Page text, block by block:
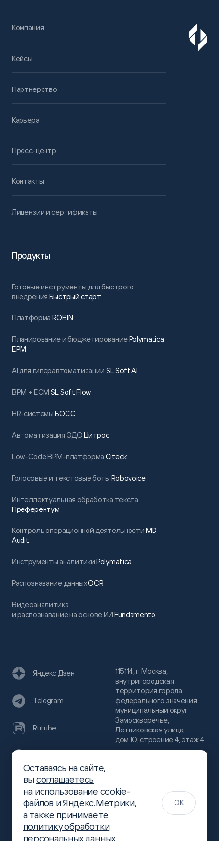
Компания
Кейсы
Партнерство
Карьера
Пресс-центр
Контакты
Лицензии и сертификаты
Продукты
Готовые инструменты для быстрого
внедрения Быстрый старт
Платформа ROBIN
Планирование и бюджетированиеPolymatica
EPM
AI для гиперавтоматизации SL Soft AI
BPM + ECM SL Soft Flow
HR-системыБОСС
Автоматизация ЭДОЦитрос
Low-Code BPM-платформа Citeck
Голосовые и текстовые боты Robovoice
Интеллектуальная обработка текста
Преферентум
Контроль операционной деятельностиMD
Audit
Инструменты аналитикиPolymatica
Распознавание данныхOCR
Видеоаналитика
и распознавание на основе ИИFundamento
115114, г. Москва,
внутригородская
территория города
федерального значения
муниципальный округ
Замоскворечье,
Летниковская улица,
дом 10, строение 4, этаж 4
(499)
444-16-51
info@slsoft.ru
Яндекс Дзен
Telegram
Rutube
Хабр
Оставаясь на сайте,
высоглашаетесь
на использование cookie-
файлов и Яндекс.Метрики,
а также принимаете
политику обработки
персональных данных.
OK